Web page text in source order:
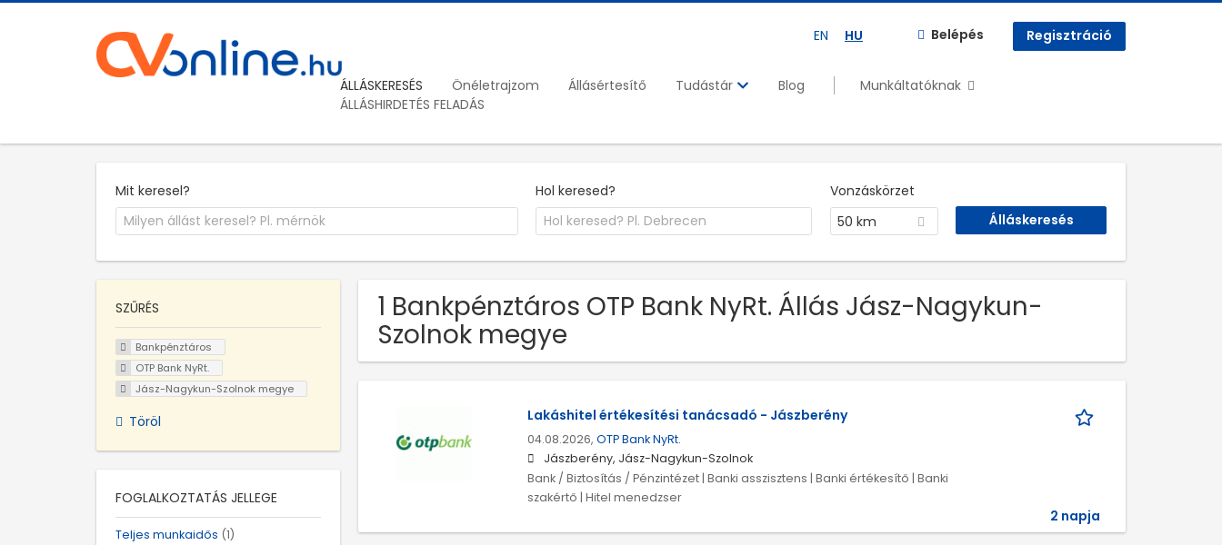
EN HU Belépés Regisztráció
ÁLLÁSKERESÉS Önéletrajzom Állásértesítő Tudástár Blog
Munkáltatóknak
ÁLLÁSHIRDETÉS FELADÁS
Mit keresel? Hol keresed?
Vonzáskörzet
50 km
1 Bankpénztáros OTP Bank NyRt. Állás Jász-Nagykun-
Szolnok megye
Lakáshitel értékesítési tanácsadó - Jászberény
04.08.2026, OTP Bank NyRt.
Jászberény, Jász-Nagykun-Szolnok
Bank / Biztosítás / Pénzintézet | Banki asszisztens | Banki értékesítő | Banki
szakértő | Hitel menedzser
2 napja
SZŰRÉS
Bankpénztáros
OTP Bank NyRt.
Jász-Nagykun-Szolnok megye
Töröl
FOGLALKOZTATÁS JELLEGE
Teljes munkaidős (1)